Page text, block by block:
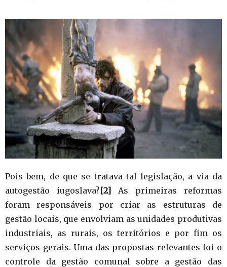
Pois bem, de que se tratava tal legislação, a via da
autogestão iugoslava?[2] As primeiras reformas
foram responsáveis por criar as estruturas de
gestão locais, que envolviam as unidades produtivas
industriais, as rurais, os territórios e por fim os
serviços gerais. Uma das propostas relevantes foi o
controle da gestão comunal sobre a gestão das